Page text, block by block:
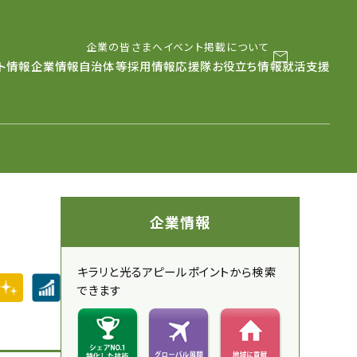
企業の皆さまへイベント掲載について
メールマガジン
LINE
情報企業情報自治体等採用情報応援隊お役立ち情報就活支援
企業情報
キラリと光るアピールポイントから検索
できます